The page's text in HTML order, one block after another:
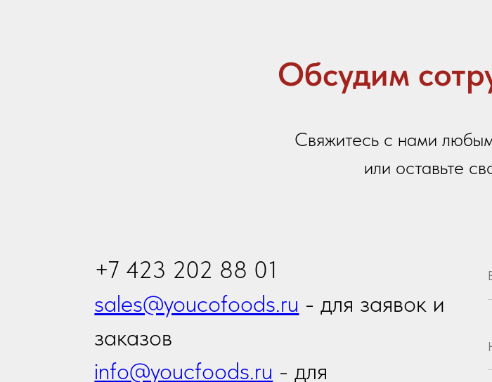
предложений по сотрудничеству
Склад:
Приморский край, г. Артем, ул. Гагарина, 47
Название
Ваш город